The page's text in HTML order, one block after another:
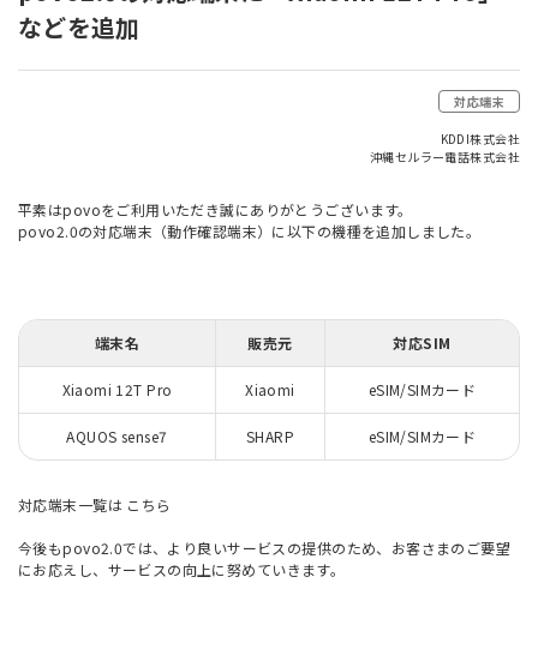
などを追加
対応端末
KDDI株式会社
沖縄セルラー電話株式会社
平素はpovoをご利用いただき誠にありがとうございます。
povo2.0の対応端末（動作確認端末）に以下の機種を追加しました。
端末名 販売元 対応SIM
Xiaomi 12T Pro Xiaomi eSIM/SIMカード
AQUOS sense7 SHARP eSIM/SIMカード
対応端末一覧は こちら
今後もpovo2.0では、より良いサービスの提供のため、お客さまのご要望
にお応えし、サービスの向上に努めていきます。